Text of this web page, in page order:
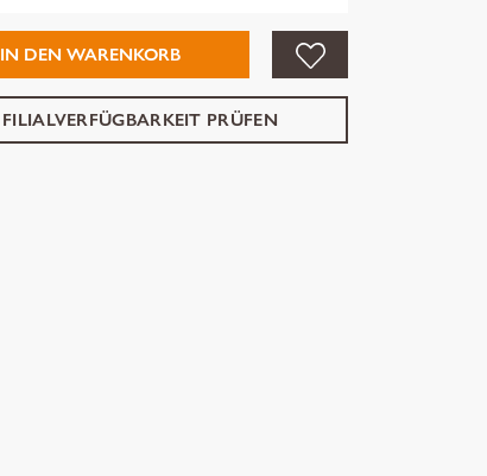
IN DEN WARENKORB
FILIALVERFÜGBARKEIT PRÜFEN